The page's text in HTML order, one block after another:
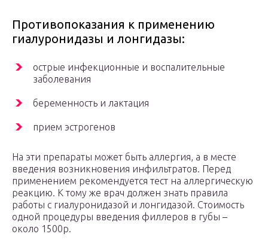
Противопоказания к применению
гиалуронидазы и лонгидазы:
острые инфекционные и воспалительные
заболевания
беременность и лактация
прием эстрогенов
На эти препараты может быть аллергия, а в месте
введения возникновения инфильтратов. Перед
применением рекомендуется тест на аллергическую
реакцию. К тому же врач должен знать правила
работы с гиалуронидазой и лонгидазой. Стоимость
одной процедуры введения филлеров в губы –
около 1500р.